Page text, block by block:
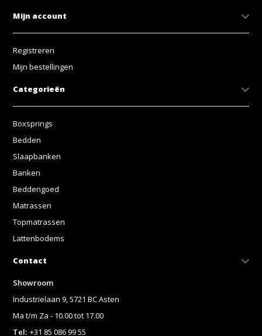
Mijn account
Registreren
Mijn bestellingen
Categorieën
Boxsprings
Bedden
Slaapbanken
Banken
Beddengoed
Matrassen
Topmatrassen
Lattenbodems
Contact
Showroom
Industrielaan 9, 5721 BC Asten
Ma t/m Za - 10.00 tot 17.00
Tel: +31 85 086 99 55